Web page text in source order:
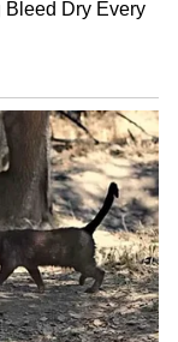
ಯಶಸ್ಸಿನ